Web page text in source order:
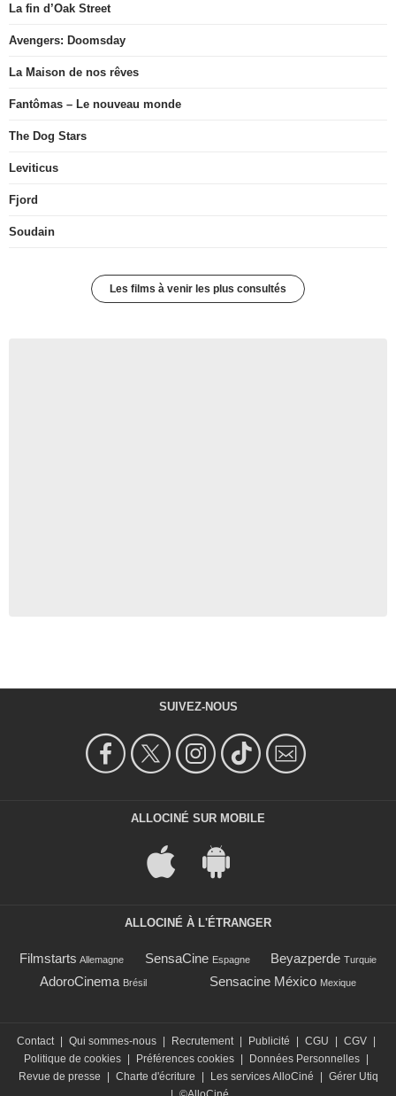
La fin d’Oak Street
Avengers: Doomsday
La Maison de nos rêves
Fantômas – Le nouveau monde
The Dog Stars
Leviticus
Fjord
Soudain
Les films à venir les plus consultés
SUIVEZ-NOUS
ALLOCINÉ SUR MOBILE
ALLOCINÉ À L'ÉTRANGER
Filmstarts Allemagne SensaCine Espagne Beyazperde Turquie
AdoroCinema Brésil Sensacine México Mexique
Contact Qui sommes-nous Recrutement Publicité CGU CGV
Politique de cookies
Préférences cookies Données Personnelles
Revue de presse
Charte d'écriture Les services AlloCiné
Gérer Utiq